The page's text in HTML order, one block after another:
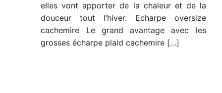
elles vont apporter de la chaleur et de la
douceur tout l’hiver. Echarpe oversize
cachemire Le grand avantage avec les
grosses écharpe plaid cachemire […]